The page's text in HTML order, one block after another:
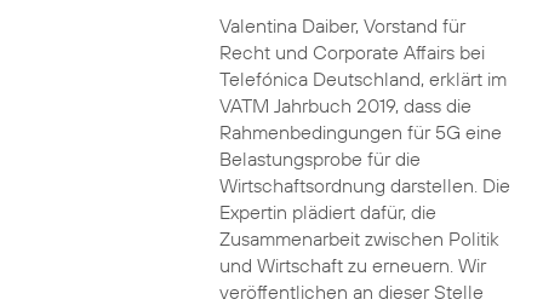
Valentina Daiber, Vorstand für
Recht und Corporate Affairs bei
Telefónica Deutschland, erklärt im
VATM Jahrbuch 2019, dass die
Rahmenbedingungen für 5G eine
Belastungsprobe für die
Wirtschaftsordnung darstellen. Die
Expertin plädiert dafür, die
Zusammenarbeit zwischen Politik
und Wirtschaft zu erneuern. Wir
veröffentlichen an dieser Stelle